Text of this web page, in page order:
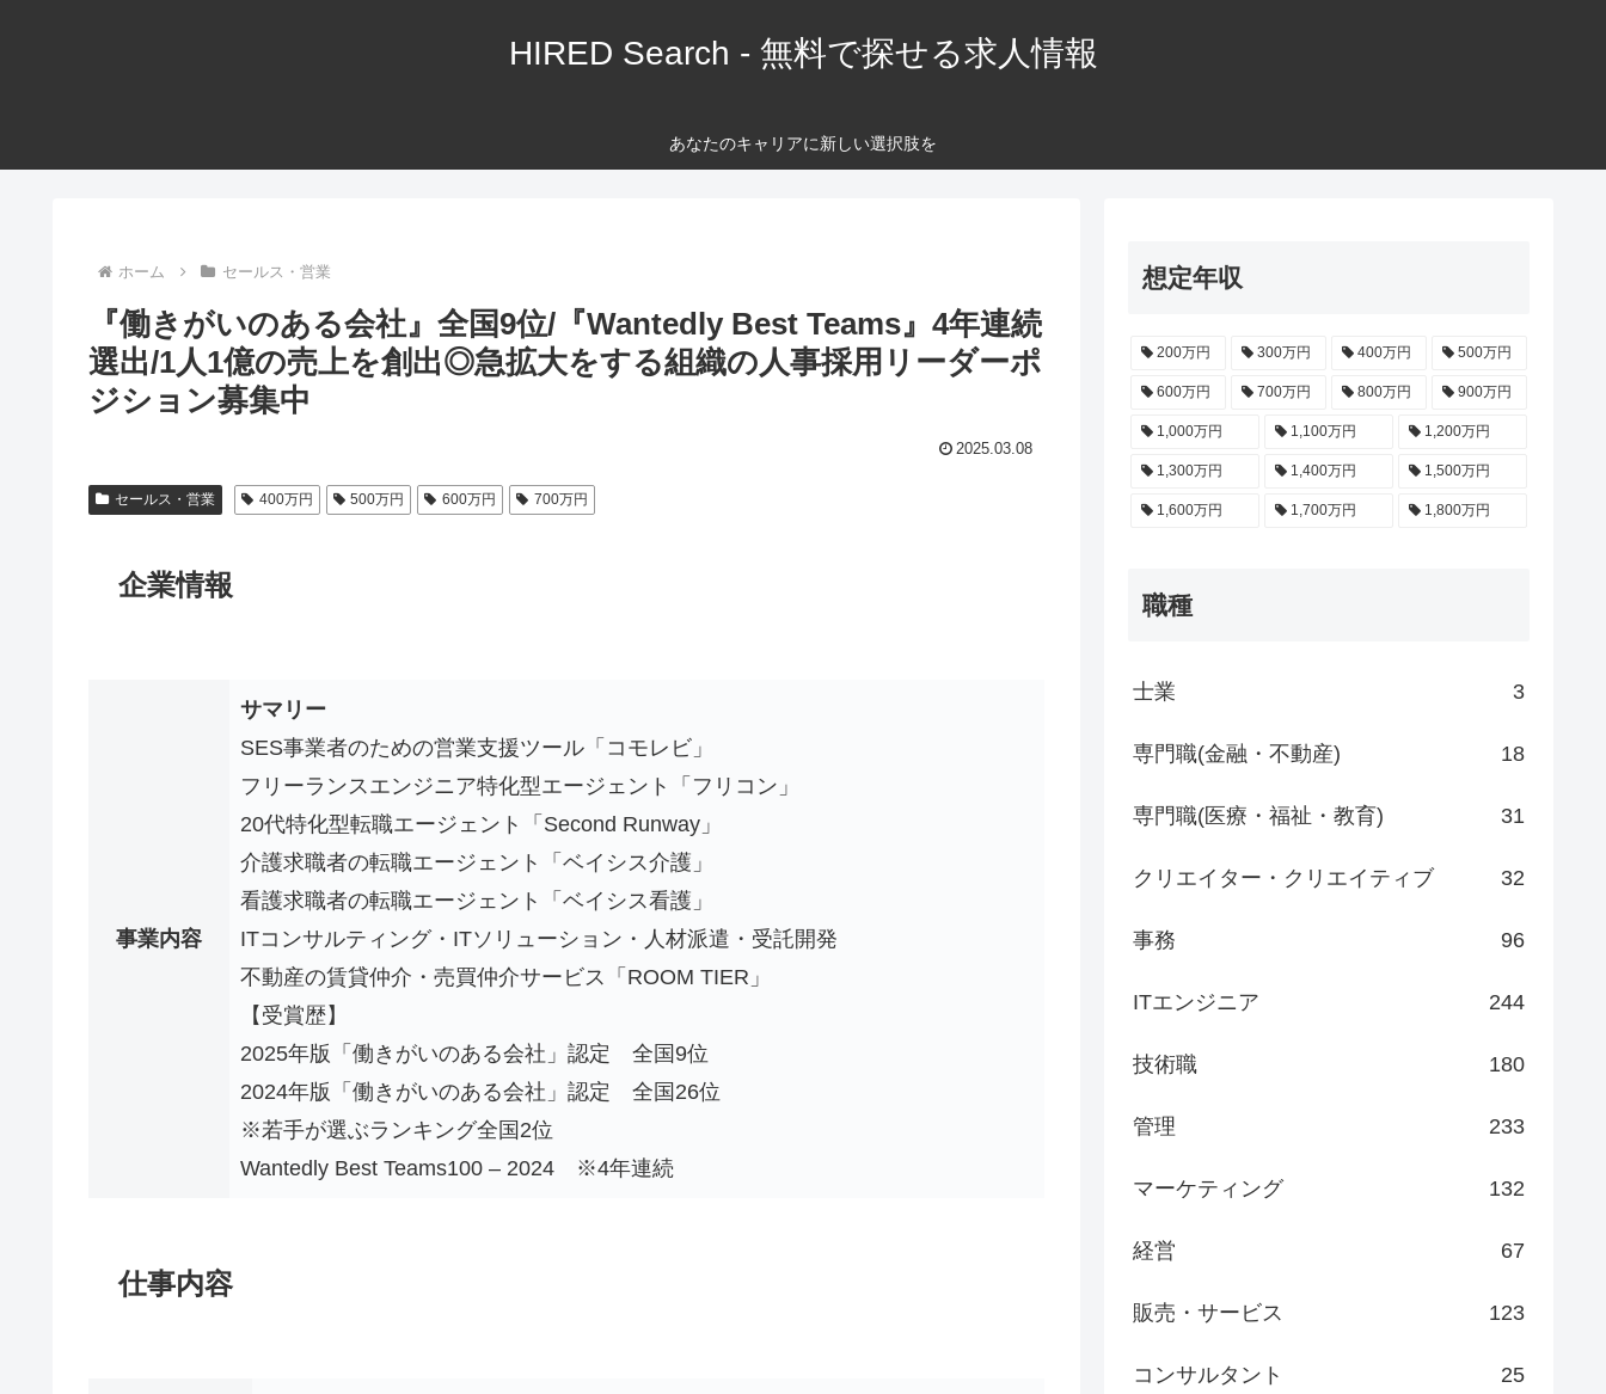
HIRED Search - 無料で探せる求人情報
あなたのキャリアに新しい選択肢を
ホーム セールス・営業
『働きがいのある会社』全国9位/『Wantedly Best Teams』4年連続
選出/1人1億の売上を創出◎急拡大をする組織の人事採用リーダーポ
ジション募集中
2025.03.08
セールス・営業 400万円 500万円 600万円 700万円
企業情報
事業内容
サマリー
SES事業者のための営業支援ツール「コモレビ」
フリーランスエンジニア特化型エージェント「フリコン」
20代特化型転職エージェント「Second Runway」
介護求職者の転職エージェント「ベイシス介護」
看護求職者の転職エージェント「ベイシス看護」
ITコンサルティング・ITソリューション・人材派遣・受託開発
不動産の賃貸仲介・売買仲介サービス「ROOM TIER」
【受賞歴】
2025年版「働きがいのある会社」認定 全国9位
2024年版「働きがいのある会社」認定 全国26位
※若手が選ぶランキング全国2位
Wantedly Best Teams100 – 2024 ※4年連続
仕事内容
想定年収
200万円 300万円 400万円 500万円
600万円 700万円 800万円 900万円
1,000万円 1,100万円 1,200万円
1,300万円 1,400万円 1,500万円
1,600万円 1,700万円 1,800万円
職種
士業 3
専門職(金融・不動産) 18
専門職(医療・福祉・教育) 31
クリエイター・クリエイティブ 32
事務 96
ITエンジニア 244
技術職 180
管理 233
マーケティング 132
経営 67
販売・サービス 123
コンサルタント 25